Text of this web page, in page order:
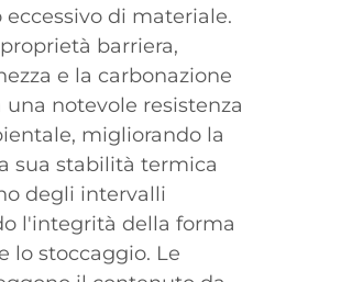
di materiale.
barriera,
e la carbonazione
notevole resistenza
migliorando la
sua stabilità termica
degli intervalli
l'integrità della forma
lo stoccaggio. Le